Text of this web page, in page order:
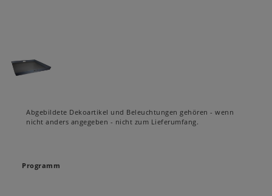
Abgebildete Dekoartikel und Beleuchtungen gehören - wenn
nicht anders angegeben - nicht zum Lieferumfang.
Programm